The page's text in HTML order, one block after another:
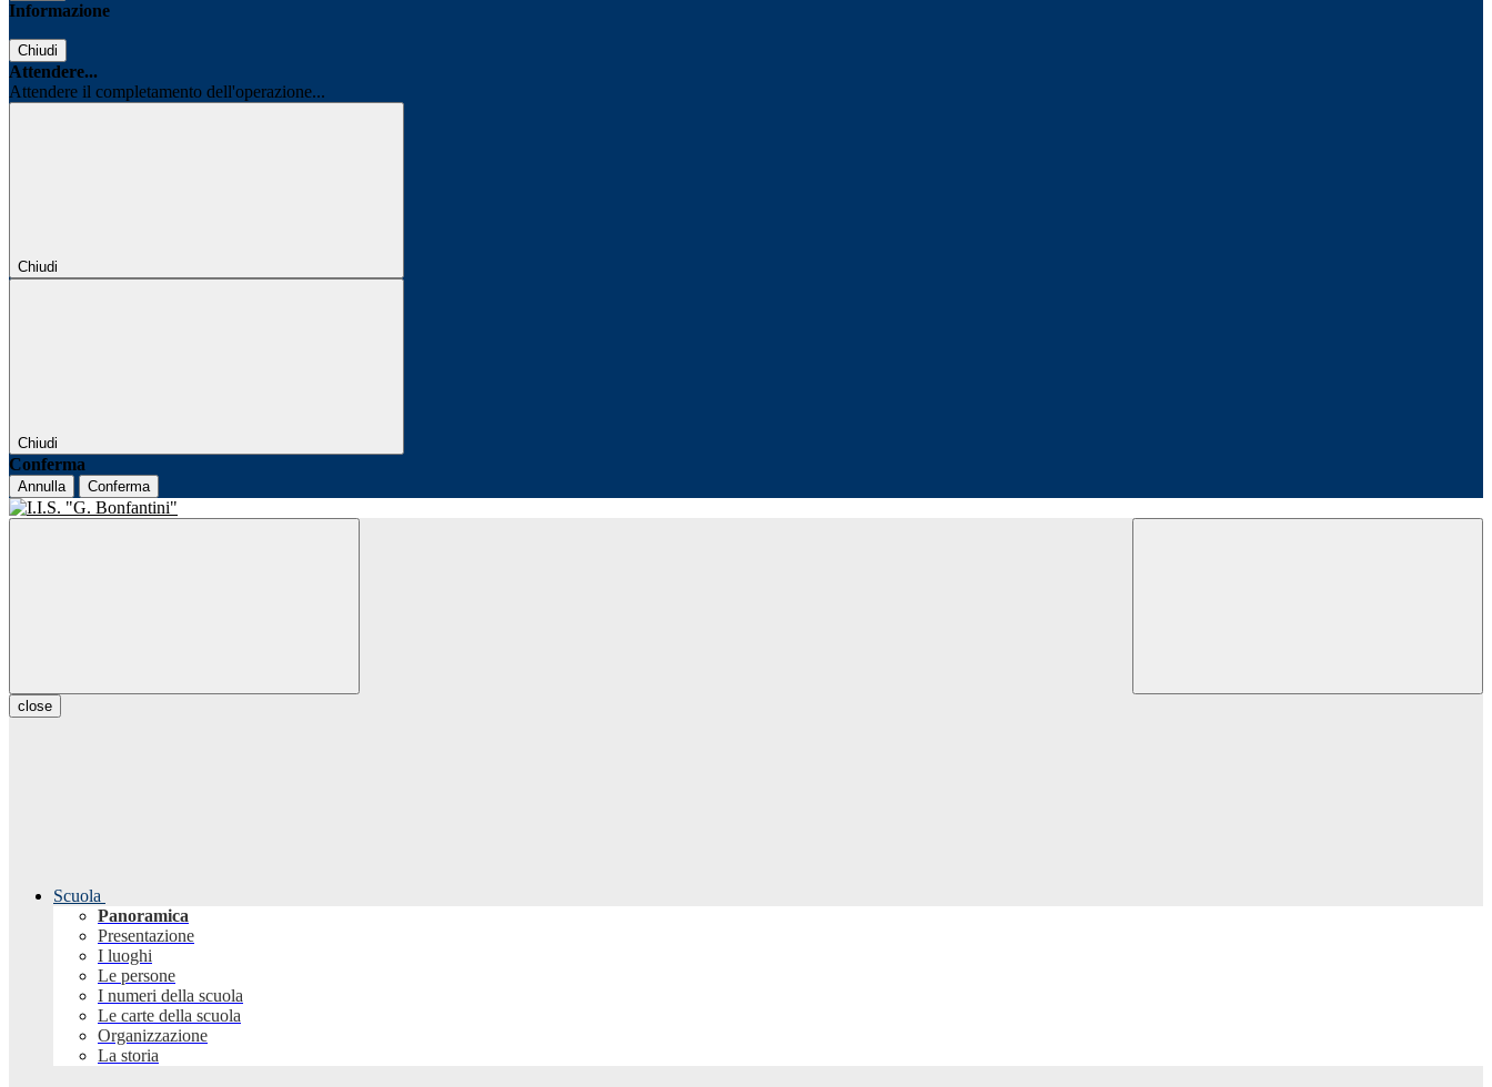
Informazione
Chiudi
Attendere...
Attendere il completamento dell'operazione...
Chiudi
Chiudi
Conferma
Annulla Conferma
close
Scuola
Panoramica
Presentazione
I luoghi
Le persone
I numeri della scuola
Le carte della scuola
Organizzazione
La storia